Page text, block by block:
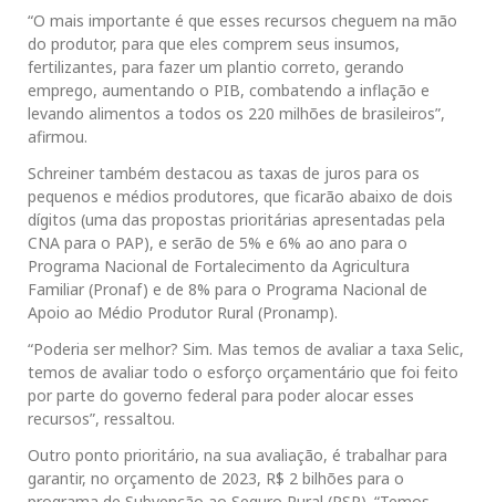
“O mais importante é que esses recursos cheguem na mão
do produtor, para que eles comprem seus insumos,
fertilizantes, para fazer um plantio correto, gerando
emprego, aumentando o PIB, combatendo a inflação e
levando alimentos a todos os 220 milhões de brasileiros”,
afirmou.
Schreiner também destacou as taxas de juros para os
pequenos e médios produtores, que ficarão abaixo de dois
dígitos (uma das propostas prioritárias apresentadas pela
CNA para o PAP), e serão de 5% e 6% ao ano para o
Programa Nacional de Fortalecimento da Agricultura
Familiar (Pronaf) e de 8% para o Programa Nacional de
Apoio ao Médio Produtor Rural (Pronamp).
“Poderia ser melhor? Sim. Mas temos de avaliar a taxa Selic,
temos de avaliar todo o esforço orçamentário que foi feito
por parte do governo federal para poder alocar esses
recursos”, ressaltou.
Outro ponto prioritário, na sua avaliação, é trabalhar para
garantir, no orçamento de 2023, R$ 2 bilhões para o